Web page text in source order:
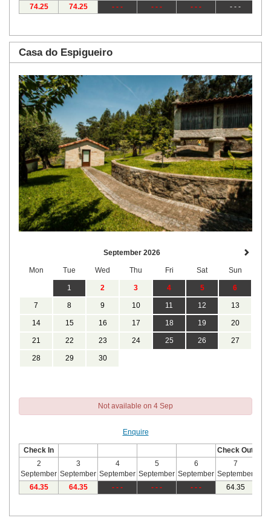
74.25 74.25 - - - - - - - - - - - -
Casa do Espigueiro
September 2026
Mon Tue Wed Thu Fri Sat Sun
1 2 3 4 5 6
7 8 9 10 11 12 13
14 15 16 17 18 19 20
21 22 23 24 25 26 27
28 29 30
Not available on 4 Sep
Enquire
Check In
Check Out
2
September
3
September
4
September
5
September
6
September
7
September
64.35 64.35 - - - - - - - - - 64.35